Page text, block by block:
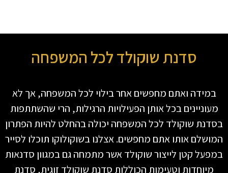
סדנת שוקולד לכל המשפחה
במידה ואתם מחפשים אחר בילוי לכל המשפחה, אך לא
מעוניינים בכל אותן הפעילויות הרגילות, הרי שהשתתפות
בסדנת שוקולד לכל המשפחה יכולה בהחלט להיות הפתרון
המושלם אותו אתם מחפשים. אצלנו בשוקולוקו תוכלו לסייר
במפעל קטן לייצור שוקולד אשר מתמחה גם במגוון סדנאות
מיוחדות וטעימות הכוללות סדנת שוקולד זוגית, סדנת